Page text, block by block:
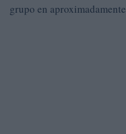
grupo en aproximadamente